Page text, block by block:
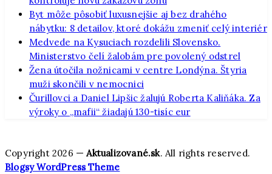
Byt môže pôsobiť luxusnejšie aj bez drahého
nábytku: 8 detailov, ktoré dokážu zmeniť celý interiér
Medvede na Kysuciach rozdelili Slovensko.
Ministerstvo čelí žalobám pre povolený odstrel
Žena útočila nožnicami v centre Londýna. Štyria
muži skončili v nemocnici
Čurillovci a Daniel Lipšic žalujú Roberta Kaliňáka. Za
výroky o „mafii“ žiadajú 130-tisíc eur
Copyright 2026 —Aktualizované.sk. All rights reserved.
Blogsy WordPress Theme